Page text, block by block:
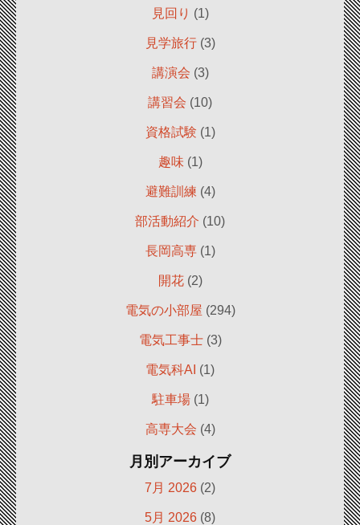
見回り (1)
見学旅行(3)
講演会 (3)
講習会 (10)
資格試験 (1)
趣味 (1)
避難訓練 (4)
部活動紹介 (10)
長岡高専(1)
開花(2)
電気の小部屋 (294)
電気工事士(3)
電気科AI (1)
駐車場(1)
高専大会 (4)
月別アーカイブ
7月 2026 (2)
5月 2026 (8)